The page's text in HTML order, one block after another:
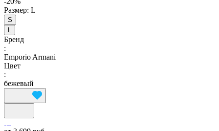
Размер: L
S
L
Бренд
:
Emporio Armani
Цвет
:
бежевый